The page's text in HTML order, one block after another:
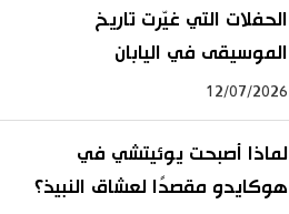
الحفلات التي غيّرت تاريخ
الموسيقى في اليابان
12/07/2026
لماذا أصبحت يوئيتشي في
هوكايدو مقصدًا لعشاق النبيذ؟